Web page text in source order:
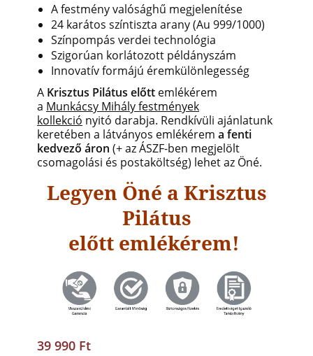
A festmény valósághű megjelenítése
24 karátos színtiszta arany (Au 999/1000)
Színpompás verdei technológia
Szigorúan korlátozott példányszám
Innovatív formájú éremkülönlegesség
A Krisztus Pilátus előtt emlékérem
a Munkácsy Mihály festmények
kollekció nyitó darabja. Rendkívüli ajánlatunk
keretében a látványos emlékérem a fenti
kedvező áron (+ az ÁSZF-ben megjelölt
csomagolási és postaköltség) lehet az Öné.
Legyen Öné a Krisztus
Pilátus
előtt emlékérem!
39 990 Ft